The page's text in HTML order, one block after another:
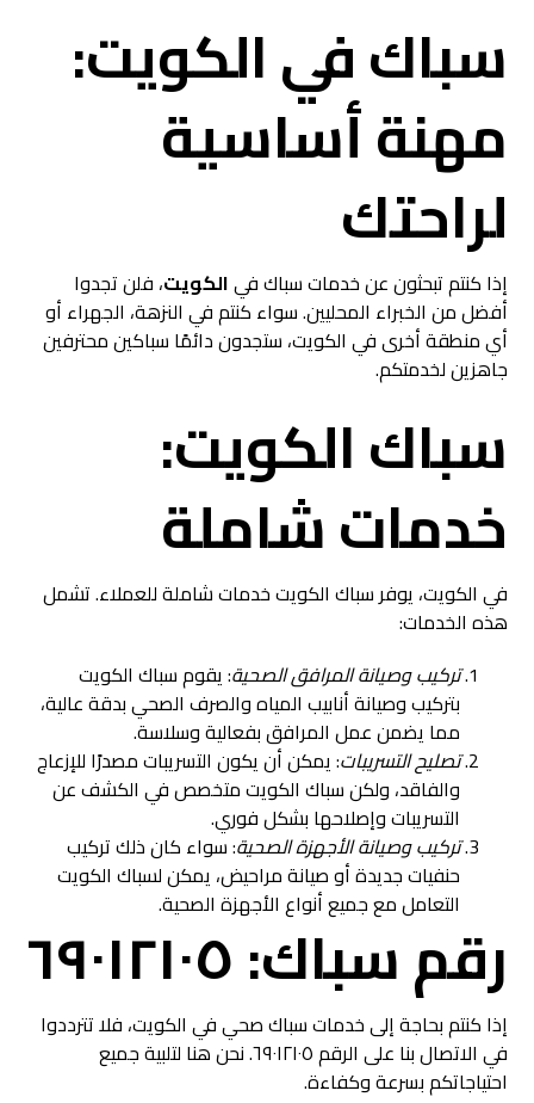
سباك في الكويت:
مهنة أساسية
لراحتك
إذا كنتم تبحثون عن خدمات سباك فيالكويت، فلن تجدوا
أفضل من الخبراء المحليين. سواء كنتم في النزهة، الجهراء أو
أي منطقة أخرى في الكويت، ستجدون دائمًا سباكين محترفين
جاهزين لخدمتكم.
سباك الكويت:
خدمات شاملة
في الكويت، يوفر سباك الكويت خدمات شاملة للعملاء. تشمل
هذه الخدمات:
تركيب وصيانة المرافق الصحية: يقوم سباك الكويت
بتركيب وصيانة أنابيب المياه والصرف الصحي بدقة عالية،
مما يضمن عمل المرافق بفعالية وسلاسة.
تصليح التسريبات: يمكن أن يكون التسريبات مصدرًا للإزعاج
والفاقد، ولكن سباك الكويت متخصص في الكشف عن
التسريبات وإصلاحها بشكل فوري.
تركيب وصيانة الأجهزة الصحية: سواء كان ذلك تركيب
حنفيات جديدة أو صيانة مراحيض، يمكن لسباك الكويت
التعامل مع جميع أنواع الأجهزة الصحية.
رقم سباك: ٦٩٠١٢١٠٥
إذا كنتم بحاجة إلى خدمات سباك صحي في الكويت، فلا تترددوا
في الاتصال بنا على الرقم ٦٩٠١٢١٠٥. نحن هنا لتلبية جميع
احتياجاتكم بسرعة وكفاءة.